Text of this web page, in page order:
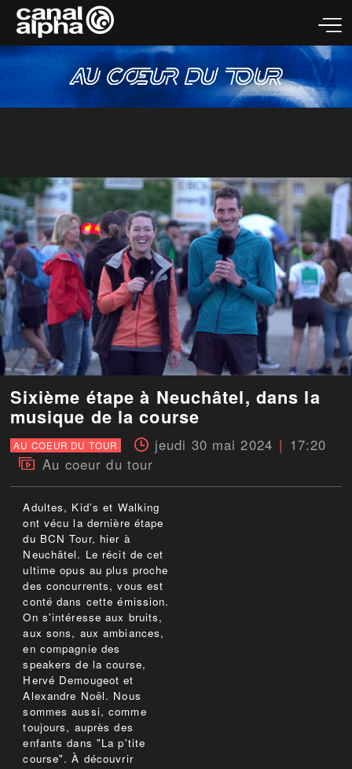
Sixième étape à Neuchâtel, dans la
musique de la course
AU COEUR DU TOUR jeudi 30 mai 2024
17:20
Au coeur du tour
Adultes, Kid’s et Walking
ont vécu la dernière étape
du BCN Tour, hier à
Neuchâtel. Le récit de cet
ultime opus au plus proche
des concurrents, vous est
conté dans cette émission.
On s'intéresse aux bruits,
aux sons, aux ambiances,
en compagnie des
speakers de la course,
Hervé Demougeot et
Alexandre Noël. Nous
sommes aussi, comme
toujours, auprès des
enfants dans "La p'tite
course". À découvrir